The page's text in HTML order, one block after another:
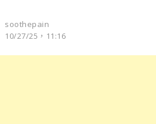
soothepain
10/27/25，11:16